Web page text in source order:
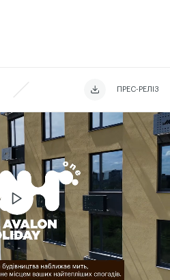
ПРЕС-РЕЛІЗ
ЧИТАТИ ІСТОРІЮ
ЧИТАТИ ІСТОРІЮ